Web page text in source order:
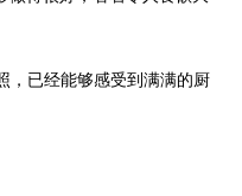
，已经能够感受到满满的厨